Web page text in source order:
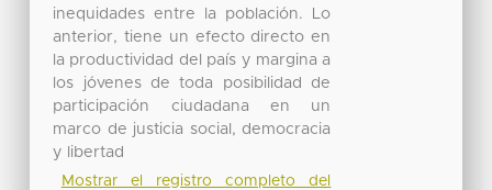
inequidades entre la población. Lo
anterior, tiene un efecto directo en
la productividad del país y margina a
los jóvenes de toda posibilidad de
participación ciudadana en un
marco de justicia social, democracia
y libertad
Mostrar el registro completo del